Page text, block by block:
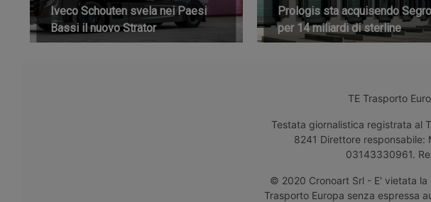
Iveco Schouten svela nei Paesi
Bassi il nuovo Strator
Prologis sta acquisendo Segro
per 14 miliardi di sterline
TE Trasporto
Testata giornalistica registrata al
8241 Direttore responsabile:
03143330961.
© 2020 Cronoart Srl - E' vietata
Trasporto Europa senza espressa